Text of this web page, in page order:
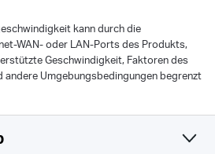
kann durch die
WAN- oder LAN-Ports des Produkts,
Geschwindigkeit, Faktoren des
Umgebungsbedingungen begrenzt